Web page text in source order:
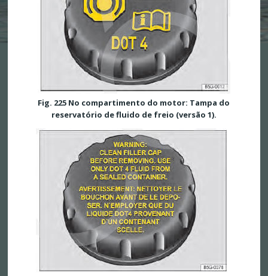
Fig. 225 No compartimento do motor: Tampa do
reservatório de fluido de freio (versão 1).